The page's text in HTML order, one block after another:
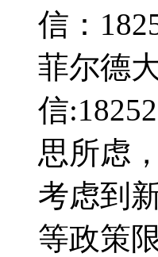
信：
菲尔德
信
思所虑
考虑到
等政策